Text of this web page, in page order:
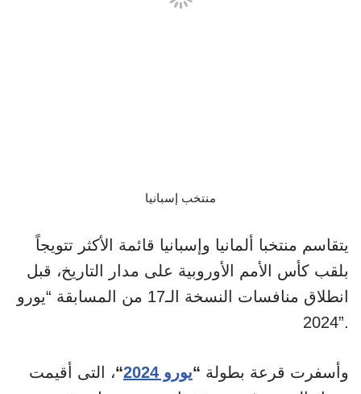
منتخب إسبانيا
يتقاسم منتخبا ألمانيا وإسبانيا قائمة الأكثر تتويجاً
بلقب كأس الأمم الأوروبية على مدار التاريخ، قبل
انطلاق منافسات النسخة الـ17 من المسابقة “يورو
2024”.
وأسفرت قرعة بطولة “يورو 2024 “، التى أقيمت